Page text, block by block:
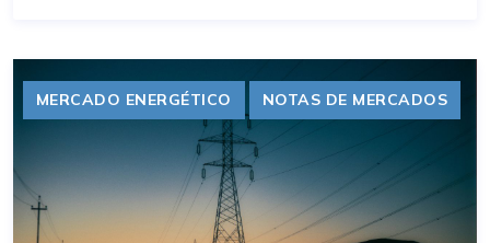
MERCADO ENERGÉTICO NOTAS DE MERCADOS